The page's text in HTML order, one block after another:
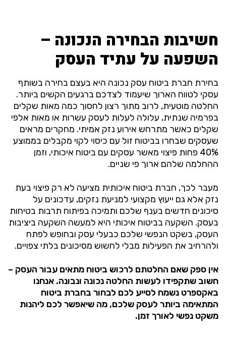
חשיבות הבחירה הנכונה –
השפעה על עתיד העסק
בחירת חברת ביטוח עסק נכונה היא בעצם בחירה בשותף
עסקי לטווח הארוך שיעמוד לצדכם ברגעים הקשים ביותר.
החלטה מוטעית, לרוב מתוך רצון לחסוך כמה מאות שקלים
בפרמיה שנתית, עלולה לעלות לעסק עשרות או מאות אלפי
שקלים כאשר מתרחש אירוע נזק אמיתי. מחקרים מראים
שעסקים שבחרו בביטוח זול עם כיסוי לקוי מקבלים בממוצע
40% פחות פיצוי מאשר עסקים עם ביטוח איכותי, וזמן
ההחלמה שלהם ארוך פי שניים.
מעבר לכך, חברת ביטוח איכותית מציעה לא רק פיצוי בעת
נזק אלא גם ייעוץ מקצועי למניעת נזקים, עדכונים על
סיכונים חדשים בענף שלכם ותמיכה בפיתוח תרבות בטיחות
בעסק. השקעה בביטוח איכותי היא למעשה השקעה ביציבות
העסק, בשקט הנפשי שלכם כבעלי עסק ובחופש לפתח
ולהרחיב את הפעילות מבלי לחשוש מסיכונים בלתי צפויים.
אין ספק שאם החלטתם לרכוש ביטוח מתאים עבור העסק –
חשוב שתקפידו לעשות החלטה נכונה ונבונה. אנחנו
באקספרט נשמח לסייע לכם לבחור בחברת ביטוח
המתאימה ביותר לעסק שלכם, מה שיאפשר לכם ליהנות
משקט נפשי לאורך זמן.